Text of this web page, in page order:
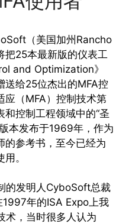
（美国加州Rancho
25本最新版的仪表工
and Optimization》
送给25位杰出的MFA控
应（MFA）控制技术第
控制工程领域中的“圣
本发布于1969年，作为
的参考书，至今已经为
。
的发明人CyboSoft总裁
年的ISA Expo上我
术，当时很多人认为